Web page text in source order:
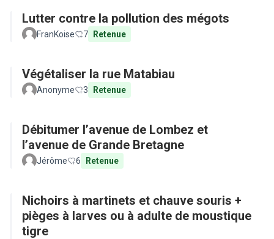
Lutter contre la pollution des mégots
FranKoise 7 Retenue
Végétaliser la rue Matabiau
Anonyme 3 Retenue
Débitumer l’avenue de Lombez et
l’avenue de Grande Bretagne
Jérôme 6 Retenue
Nichoirs à martinets et chauve souris +
pièges à larves ou à adulte de moustique
tigre